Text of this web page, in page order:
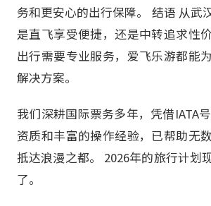
务和更安心的出行保障。 结语 从武
是直飞享受便捷，还是中转追求性
出行需要专业服务，爱飞乐游都能
解决方案。
我们深耕国际票务多年，凭借IATA
资质和丰富的操作经验，已帮助无
抵达浪漫之都。 2026年的旅行计划
了。